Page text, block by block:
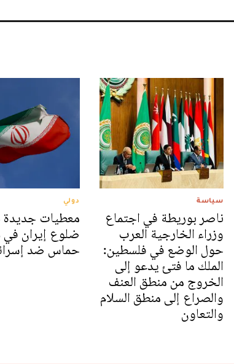
سياسة
ناصر بوريطة في اجتماع
وزراء الخارجية العرب
حول الوضع في فلسطين:
الملك ما فتئ يدعو إلى
الخروج من منطق العنف
والصراع إلى منطق السلام
والتعاون
دولي
معطيات
ضلوع إيران
حماس ضد